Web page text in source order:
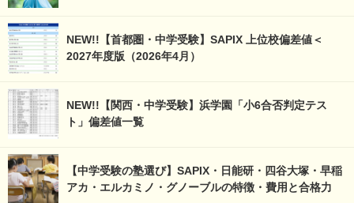
NEW!!【首都圏・中学受験】SAPIX 上位校偏差値＜
2027年度版（2026年4月）
NEW!!【関西・中学受験】浜学園「小6合否判定テス
ト」偏差値一覧
【中学受験の塾選び】SAPIX・日能研・四谷大塚・早稲
アカ・エルカミノ・グノーブルの特徴・費用と合格力